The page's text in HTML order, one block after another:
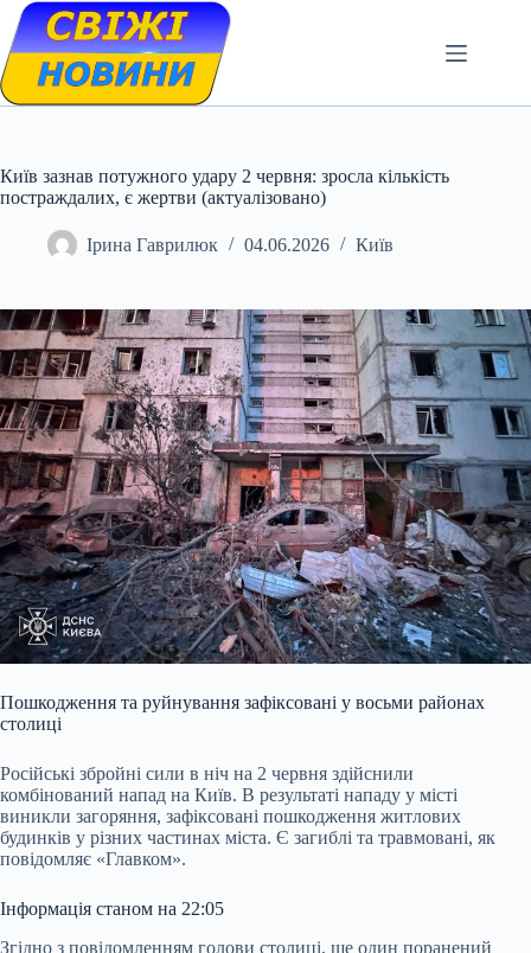
Skip
content
Київ зазнав потужного удару 2 червня: зросла кількість
постраждалих, є жертви (актуалізовано)
Ірина Гаврилюк 04.06.2026 Київ
Пошкодження та руйнування зафіксовані у восьми районах
столиці
Російські збройні сили в ніч на 2 червня здійснили
комбінований напад на Київ. В результаті нападу у місті
виникли загоряння, зафіксовані пошкодження житлових
будинків у різних частинах міста. Є загиблі та травмовані, як
повідомляє «Главком».
Інформація станом на 22:05
Згідно з повідомленням голови столиці, ще один поранений